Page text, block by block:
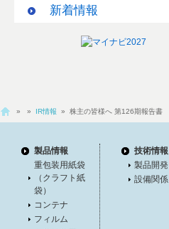
新着情報
» » IR情報 » 株主の皆様へ 第126期報告書
製品情報
重包装用紙袋
（クラフト紙
袋）
コンテナ
フィルム
技術情報
製品開発
設備関係